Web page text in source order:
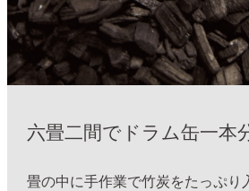
六畳二間でドラム缶一本
畳の中に手作業で竹炭をたっぷり